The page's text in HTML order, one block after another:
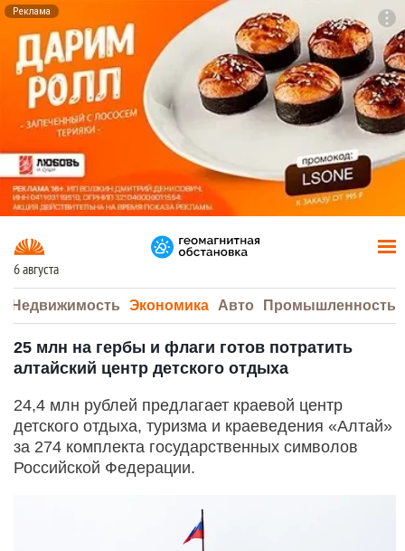
Реклама
6 августа
Недвижимость Экономика Авто Промышленность
25 млн на гербы и флаги готов потратить
алтайский центр детского отдыха
24,4 млн рублей предлагает краевой центр
детского отдыха, туризма и краеведения «Алтай»
за 274 комплекта государственных символов
Российской Федерации.